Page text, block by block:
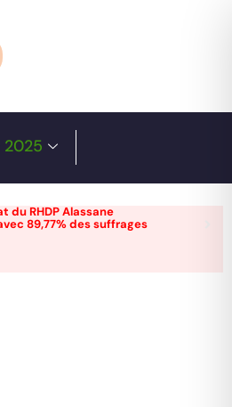
2025
du RHDP Alassane
89,77% des suffrages